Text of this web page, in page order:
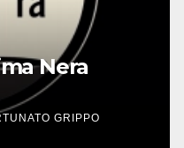
[Pacific
FORTUNATO GRIPPO